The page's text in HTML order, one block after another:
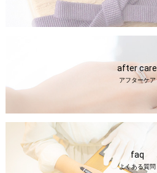
after care
アフターケア
faq
よくある質問